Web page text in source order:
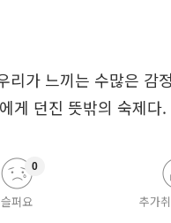
가 느끼는 수많은 감
게 던진 뜻밖의 숙제다.
슬퍼요
0
추가